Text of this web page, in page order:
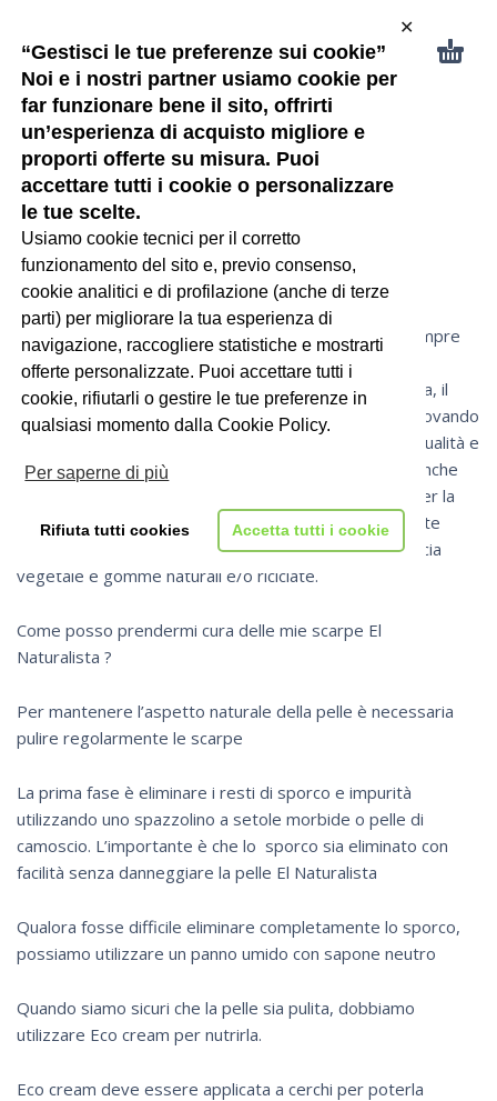
“Gestisci le tue preferenze sui cookie”
Noi e i nostri partner usiamo cookie per
far funzionare bene il sito, offrirti
un’esperienza di acquisto migliore e
proporti offerte su misura. Puoi
accettare tutti i cookie o personalizzare
le tue scelte.
Usiamo cookie tecnici per il corretto
funzionamento del sito e, previo consenso,
cookie analitici e di profilazione (anche di terze
parti) per migliorare la tua esperienza di
navigazione, raccogliere statistiche e mostrarti
offerte personalizzate. Puoi accettare tutti i
cookie, rifiutarli o gestire le tue preferenze in
qualsiasi momento dalla Cookie Policy.
Per saperne di più
Rifiuta tutti cookies Accetta tutti i cookie
✕
POST
Scarpe El Naturalista
13 GENNAIO 2019 8
Scarpe El Naturalista sempre
dalla Spagna continua il
successo di El Naturalista, il
famoso brand che sta trovando
riscontro oltre che per qualità e
confort delle calzature anche
per l’attenzione posta per la
salvaguardia dell’ambiente
utilizzando pellami a concia
vegetale e gomme naturali e/o riciclate.
Come posso prendermi cura delle mie scarpe El
Naturalista ?
Per mantenere l’aspetto naturale della pelle è necessaria
pulire regolarmente le scarpe
La prima fase è eliminare i resti di sporco e impurità
utilizzando uno spazzolino a setole morbide o pelle di
camoscio. L’importante è che lo sporco sia eliminato con
facilità senza danneggiare la pelle El Naturalista
Qualora fosse difficile eliminare completamente lo sporco,
possiamo utilizzare un panno umido con sapone neutro
Quando siamo sicuri che la pelle sia pulita, dobbiamo
utilizzare Eco cream per nutrirla.
Eco cream deve essere applicata a cerchi per poterla